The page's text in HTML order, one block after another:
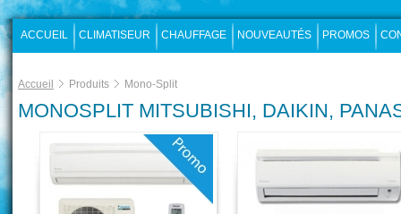
ACCUEIL CLIMATISEUR CHAUFFAGE NOUVEAUTÉS PROMOS
Accueil Produits Mono-Split
MONOSPLIT MITSUBISHI, DAIKIN,